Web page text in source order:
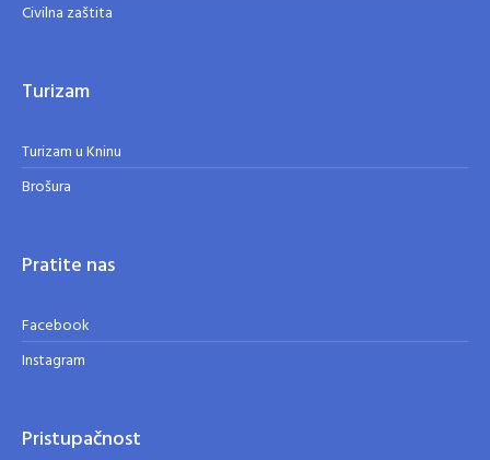
Civilna zaštita
Turizam
Turizam u Kninu
Brošura
Pratite nas
Facebook
Instagram
Pristupačnost